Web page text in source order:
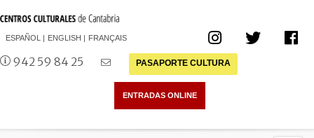
ESPAÑOL ENGLISH FRANÇAIS
942 59 84 25 PASAPORTE CULTURA